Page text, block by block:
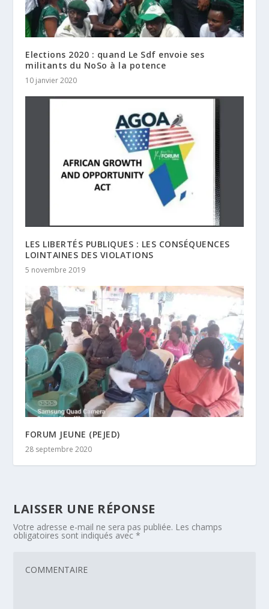
Elections 2020 : quand Le Sdf envoie ses
militants du NoSo à la potence
10 janvier 2020
LES LIBERTÉS PUBLIQUES : LES CONSÉQUENCES
LOINTAINES DES VIOLATIONS
5 novembre 2019
FORUM JEUNE (PEJED)
28 septembre 2020
LAISSER UNE RÉPONSE
Votre adresse e-mail ne sera pas publiée. Les champs
obligatoires sont indiqués avec*